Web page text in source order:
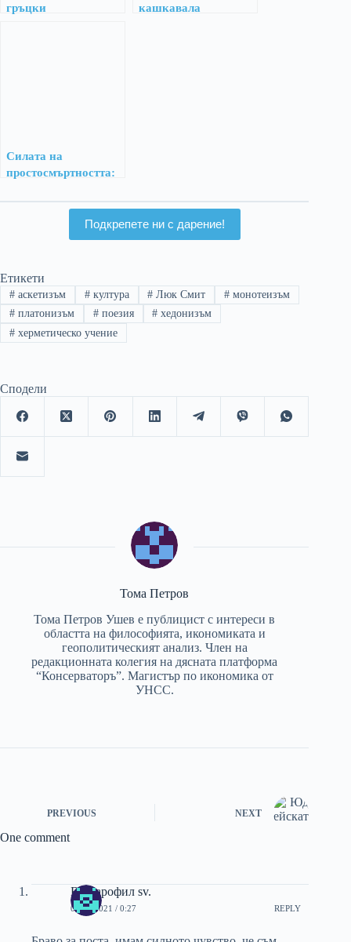
гръцки
кашкавала
Силата на
простосмъртността:
неговите граници
Подкрепете ни с дарение!
Етикети
#аскетизъм #култура # Люк Смит # монотеизъм
#платонизъм #поезия # хедонизъм
#херметическо учение
Сподели
Тома Петров
Тома Петров Ушев е публицист с интереси в
областта на философията, икономиката и
геополитическият анализ. Член на
редакционната колегия на дясната платформа
“Консерваторъ”. Магистър по икономика от
УНСС.
PREVIOUS NEXT
One comment
Българофил sv.
05/01/2021 / 0:27 REPLY